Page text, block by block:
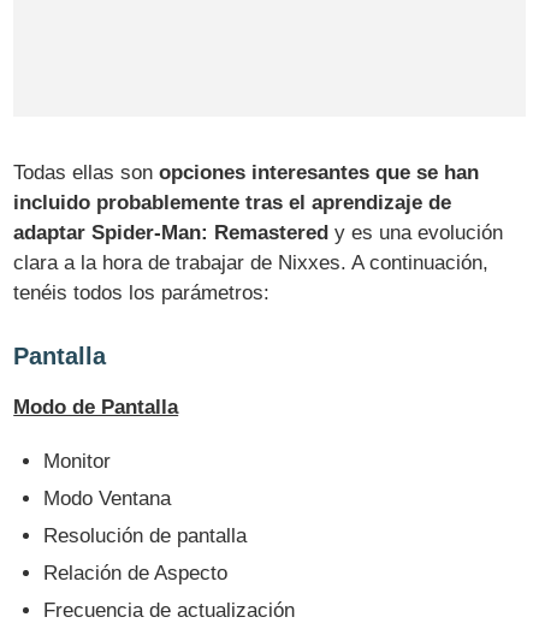
Todas ellas sonopciones interesantes que se han
incluido probablemente tras el aprendizaje de
adaptar Spider-Man: Remastered y es una evolución
clara a la hora de trabajar de Nixxes. A continuación,
tenéis todos los parámetros:
Pantalla
Modo de Pantalla
Monitor
Modo Ventana
Resolución de pantalla
Relación de Aspecto
Frecuencia de actualización